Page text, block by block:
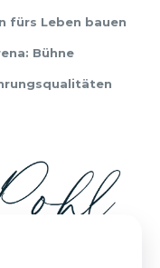
fürs Leben bauen
Bühne